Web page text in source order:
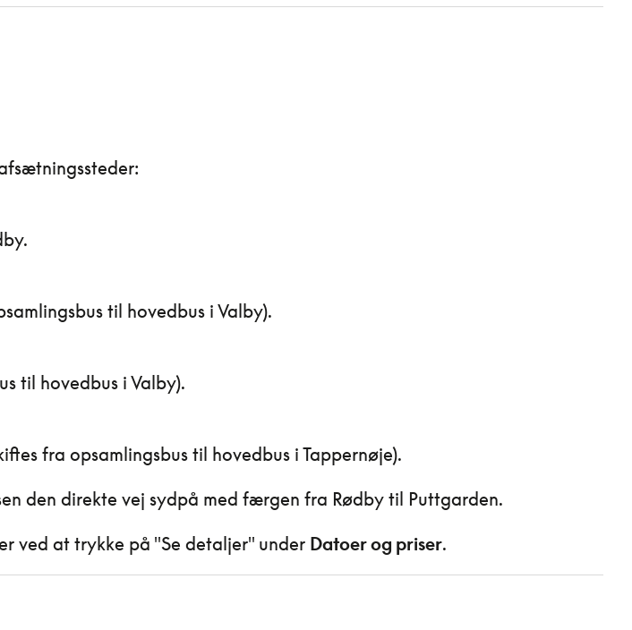
til hovedbus i Valby).
til hovedbus i Valby).
fra opsamlingsbus til hovedbus i Tappernøje).
den direkte vej sydpå med færgen fra Rødby til Puttgarden.
ved at trykke på "Se detaljer" under Datoer og priser.